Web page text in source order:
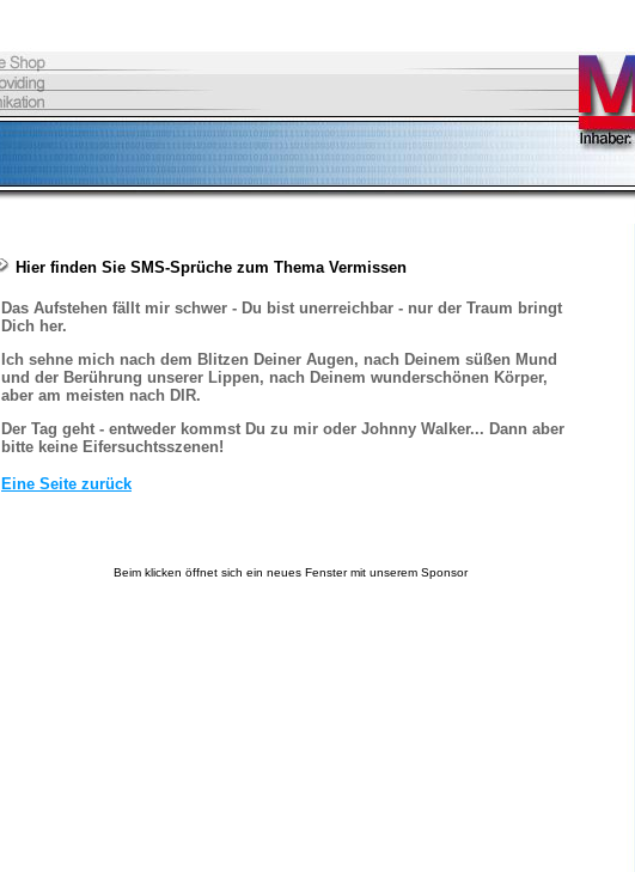
Hier finden Sie SMS-Sprüche zum Thema Vermissen
Das Aufstehen fällt mir schwer - Du bist unerreichbar - nur der Traum bringt
Dich her.
Ich sehne mich nach dem Blitzen Deiner Augen, nach Deinem süßen Mund
und der Berührung unserer Lippen, nach Deinem wunderschönen Körper,
aber am meisten nach DIR.
Der Tag geht - entweder kommst Du zu mir oder Johnny Walker... Dann aber
bitte keine Eifersuchtsszenen!
Eine Seite zurück
Beim klicken öffnet sich ein neues Fenster mit unserem Sponsor